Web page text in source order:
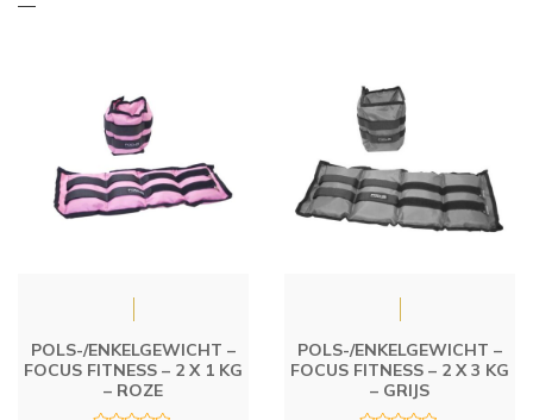
POLS-/ENKELGEWICHT –
FOCUS FITNESS – 2 X 1 KG
– ROZE
POLS-/ENKELGEWICHT –
FOCUS FITNESS – 2 X 3 KG
– GRIJS